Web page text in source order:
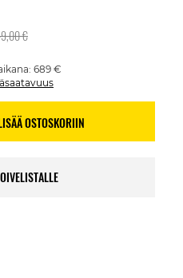
€
689 €
OSTOSKORIIN